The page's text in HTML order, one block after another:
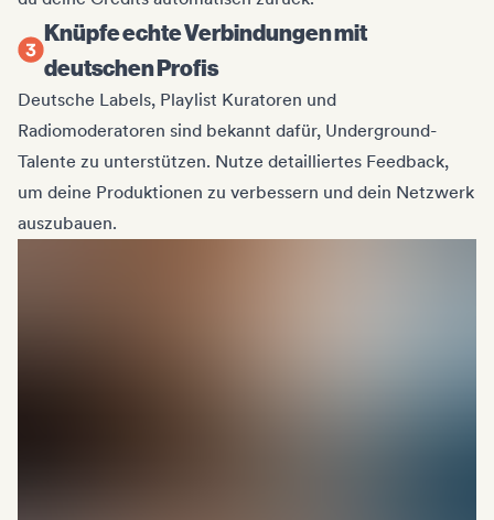
Knüpfe echte Verbindungen mit
deutschen Profis
Deutsche Labels, Playlist Kuratoren und
Radiomoderatoren sind bekannt dafür, Underground-
Talente zu unterstützen. Nutze detailliertes Feedback,
um deine Produktionen zu verbessern und dein Netzwerk
auszubauen.